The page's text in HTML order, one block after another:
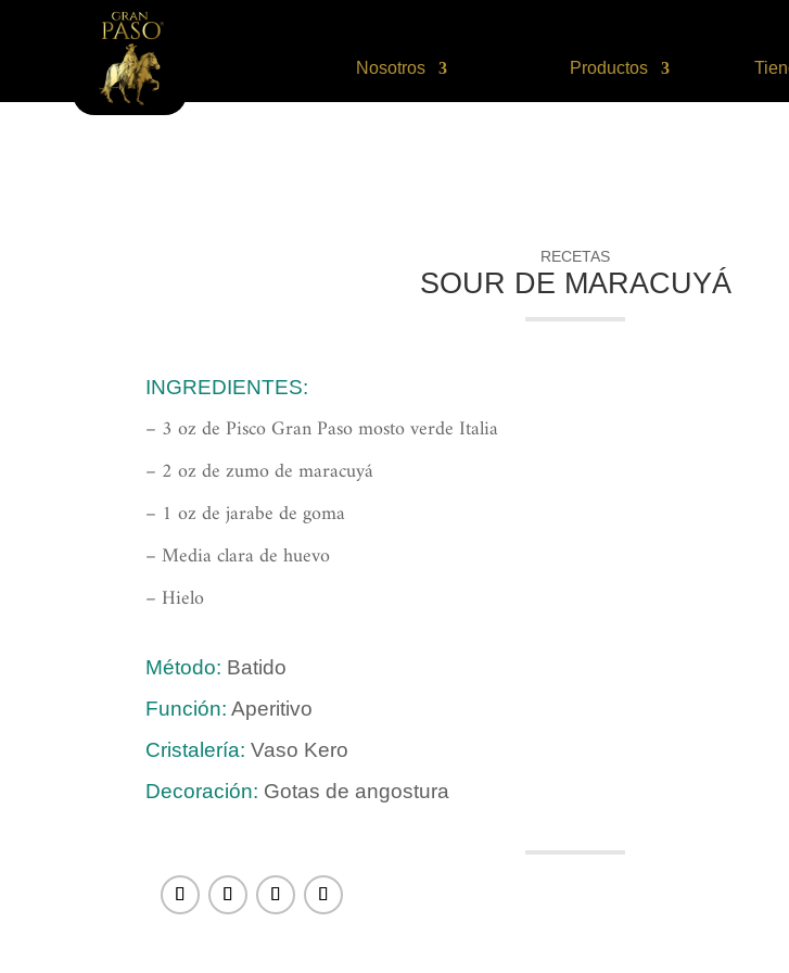
Nosotros Productos
RECETAS
SOUR DE MARACUYÁ
INGREDIENTES:
– 3 oz de Pisco Gran Paso mosto verde Italia
– 2 oz de zumo de maracuyá
– 1 oz de jarabe de goma
– Media clara de huevo
– Hielo
Método: Batido
Función:Aperitivo
Cristalería:Vaso Kero
Decoración: Gotas de angostura